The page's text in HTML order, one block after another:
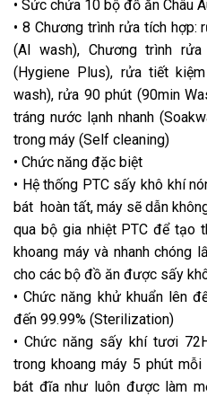
• Sức chứa 10 bộ đồ ăn Châu
• 8 Chương trình rửa tích
(AI wash), Chương trình
(Hygiene Plus), rửa tiết
wash), rửa 90 phút (90min
tráng nước lạnh nhanh
trong máy (Self cleaning)
• Chức năng đặc biệt
• Hệ thống PTC sấy khô khí
bát hoàn tất, máy sẽ dẫn
qua bộ gia nhiệt PTC để tạo
khoang máy và nhanh chóng
cho các bộ đồ ăn được sấy
• Chức năng khử khuẩn lên
đến 99.99% (Sterilization)
• Chức năng sấy khí tươi
trong khoang máy 5 phút
bát đĩa như luôn được làm